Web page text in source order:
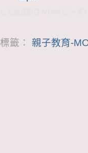
標籤： 親子教育-